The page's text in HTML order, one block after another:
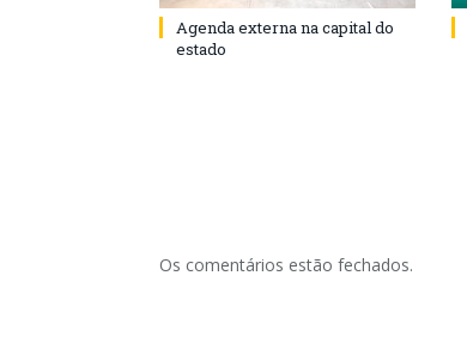
Agenda externa na capital do
estado
Os comentários estão fechados.